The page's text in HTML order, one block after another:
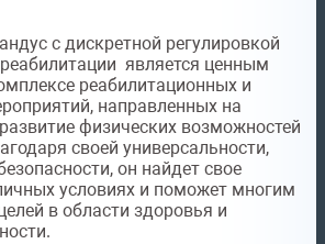
с дискретной регулировкой
является ценным
реабилитационных и
направленных на
физических возможностей
своей универсальности,
он найдет свое
условиях и поможет многим
в области здоровья и